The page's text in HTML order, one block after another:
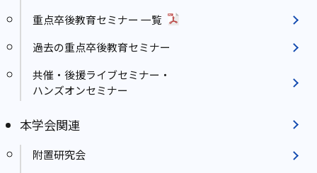
重点卒後教育セミナー 一覧
過去の重点卒後教育セミナー
共催・後援ライブセミナー・
ハンズオンセミナー
本学会関連
附置研究会